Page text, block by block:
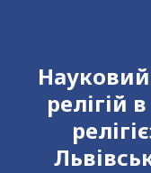
релігій